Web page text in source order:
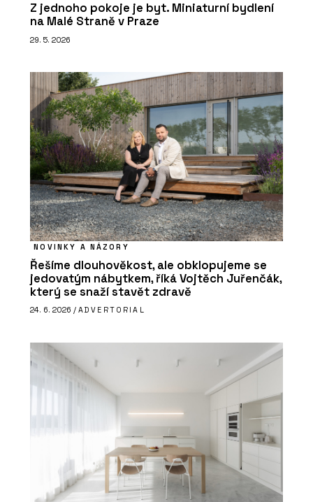
Z jednoho pokoje je byt. Miniaturní bydlení
na Malé Straně v Praze
29. 5. 2026
NOVINKY A NÁZORY
Řešíme dlouhověkost, ale obklopujeme se
jedovatým nábytkem, říká Vojtěch Juřenčák,
který se snaží stavět zdravě
24. 6. 2026 / ADVERTORIAL